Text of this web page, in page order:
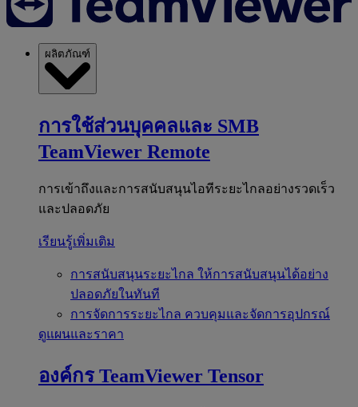
ผลิตภัณฑ์
การใช้ส่วนบุคคลและ SMB
TeamViewer Remote
การเข้าถึงและการสนับสนุนไอทีระยะไกลอย่างรวดเร็ว
และปลอดภัย
เรียนรู้เพิ่มเติม
การสนับสนุนระยะไกล ให้การสนับสนุนได้อย่าง
ปลอดภัยในทันที
การจัดการระยะไกล ควบคุมและจัดการอุปกรณ์
ดูแผนและราคา
องค์กร TeamViewer Tensor